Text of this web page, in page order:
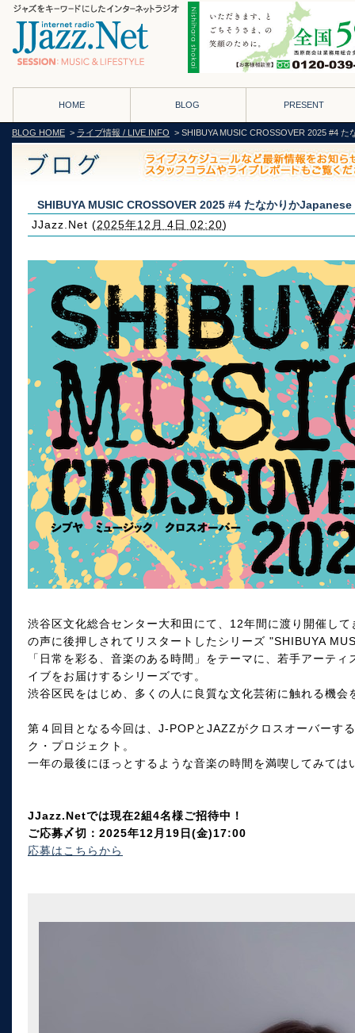
HOME BLOG PRESENT
BLOG HOME > ライブ情報 / LIVE INFO > SHIBUYA MUSIC CROSSOVER 2025 #4 た
SHIBUYA MUSIC CROSSOVER 2025 #4 たなかりか
JJazz.Net (2025年12月 4日 02:20)
渋谷区文化総合センター大和田にて、12年間に渡り開催し
の声に後押しされてリスタートしたシリーズ "SHIBUYA
「日常を彩る、音楽のある時間」をテーマに、若手アーテ
イブをお届けするシリーズです。
渋谷区民をはじめ、多くの人に良質な文化芸術に触れる機会
第４回目となる今回は、J-POPとJAZZがクロスオーバーす
ク・プロジェクト。
一年の最後にほっとするような音楽の時間を満喫してみては
JJazz.Netでは現在2組4名様ご招待中！
ご応募〆切：2025年12月19日(金)17:00
応募はこちらから